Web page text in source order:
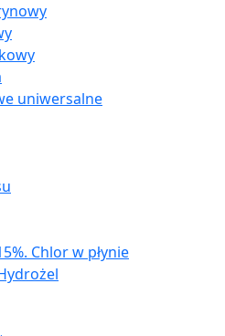
uniwersalne
Chlor w płynie